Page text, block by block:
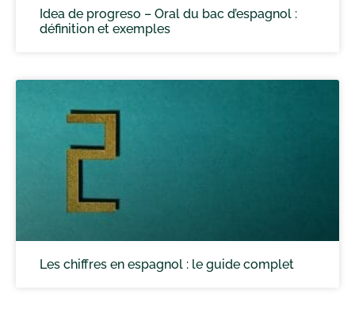
Idea de progreso – Oral du bac d’espagnol :
définition et exemples
Les chiffres en espagnol : le guide complet